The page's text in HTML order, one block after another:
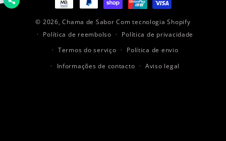
pagamento
© 2026,Chama de Sabor Com tecnologia Shopify
Política de reembolso
Política de privacidade
Termos do serviço Política de envio
Informações de contacto Aviso legal